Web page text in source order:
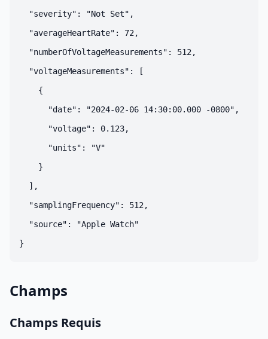
  "severity": "Not Set",
  "averageHeartRate": 72,
  "numberOfVoltageMeasurements": 512,
  "voltageMeasurements": [
    {
      "date": "2024-02-06 14:30:00.000 -0800",
      "voltage": 0.123,
      "units": "V"
    }
  ],
  "samplingFrequency": 512,
  "source": "Apple Watch"
Champs
Champs Requis